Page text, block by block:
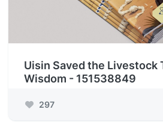
Uisin Saved the Livestock
Wisdom - 151538849
297